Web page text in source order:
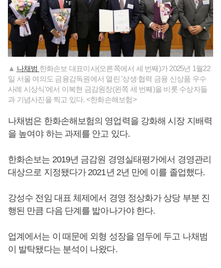
▲ 나채범 한화손보 대표이사(오른쪽에서 세 번째)가 2025년 1월22
일 서울 여의도 금융감독원에서 열린 '상생ᐧ협력 금융 신상품 우수
사례 시상식'에서 이복현 금감원장(왼쪽 세 번째)을 비롯 수상자들
과 기념사진을 찍고 있다. <한화손해보험>
나채범은 한화손해보험의 영업력을 강화해 시장 지배력
을 높여야 하는 과제를 안고 있다.
한화손보는 2019년 금감원 경영실태평가에서 경영관리
대상으로 지정됐다가 2021년 2년 만에 이를 졸업했다.
강성수 전임 대표 체제에서 경영 정상화가 상당 부분 진
행된 만큼 다음 단계를 밟아나가야 한다.
업계에서는 이 때문에 외형 성장을 염두에 두고 나채범
이 발탁됐다는 분석이 나왔다.